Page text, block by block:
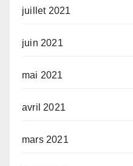
juillet 2021
juin 2021
mai 2021
avril 2021
mars 2021